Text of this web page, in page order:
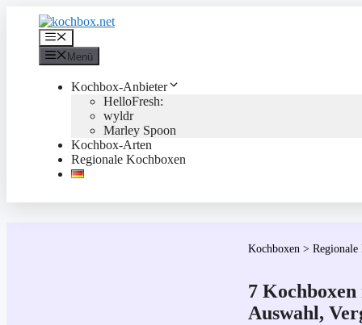
springen
Menü
Menü
Kochbox-Anbieter
HelloFresh:
wyldr
Marley Spoon
Kochbox-Arten
Regionale Kochboxen
Kochboxen > Regionale
7
Auswahl,